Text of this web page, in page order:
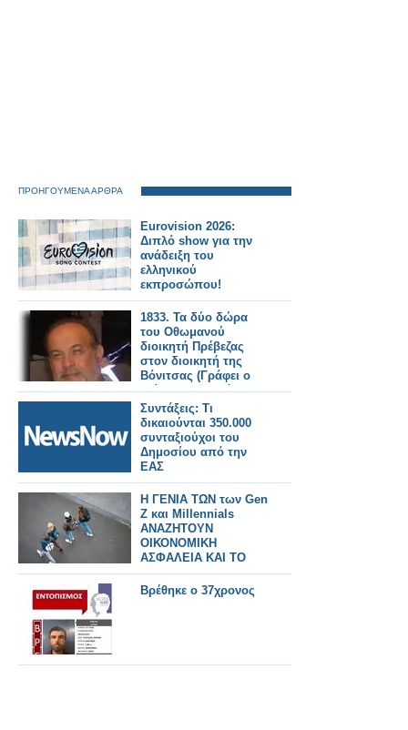
ΠΡΟΗΓΟΥΜΕΝΑ ΑΡΘΡΑ
Eurovision 2026:
Διπλό show για την
ανάδειξη του
ελληνικού
εκπροσώπου!
1833. Τα δύο δώρα
του Οθωμανού
διοικητή Πρέβεζας
στον διοικητή της
Βόνιτσας (Γράφει ο
Ντίνος Στυλιανός )
Συντάξεις: Τι
δικαιούνται 350.000
συνταξιούχοι του
Δημοσίου από την
ΕΑΣ
Η ΓΕΝΙΑ ΤΩΝ των Gen
Z και Millennials
ΑΝΑΖΗΤΟΥΝ
ΟΙΚΟΝΟΜΙΚΗ
ΑΣΦΑΛΕΙΑ ΚΑΙ ΤΟ
ΝΟΗΜΑ ΜΕ ΤΗΝ
ΠΟΙΟΤΗΤΑ ΖΩΗΣ
Βρέθηκε ο 37χρονος